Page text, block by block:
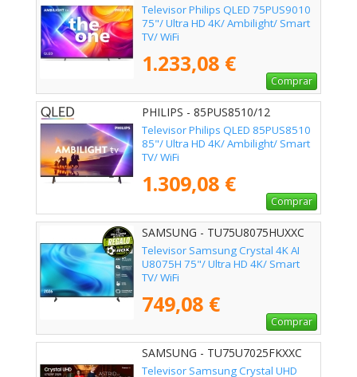
Televisor Philips QLED 75PUS9010
75"/ Ultra HD 4K/ Ambilight/ Smart
TV/ WiFi
1.233,08 €
Comprar
PHILIPS - 85PUS8510/12
Televisor Philips QLED 85PUS8510
85"/ Ultra HD 4K/ Ambilight/ Smart
TV/ WiFi
1.309,08 €
Comprar
SAMSUNG - TU75U8075HUXXC
Televisor Samsung Crystal 4K AI
U8075H 75"/ Ultra HD 4K/ Smart
TV/ WiFi
749,08 €
Comprar
SAMSUNG - TU75U7025FKXXC
Televisor Samsung Crystal UHD